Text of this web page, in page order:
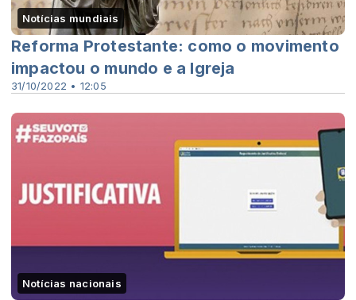
Notícias mundiais
31/10/2022 • 12:05
Reforma Protestante: como o movimento
impactou o mundo e a Igreja
Notícias nacionais